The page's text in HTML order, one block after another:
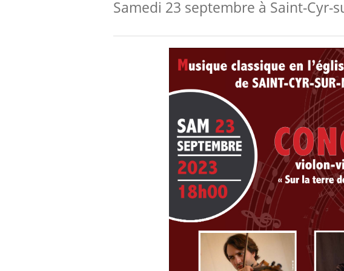
Recherche
Samedi 23 septembre à Saint-Cyr-